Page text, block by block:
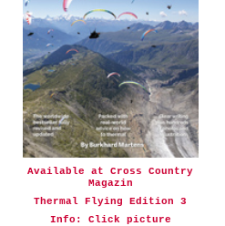
Available at Cross Country
Magazin
Thermal Flying Edition 3
Info: Click picture